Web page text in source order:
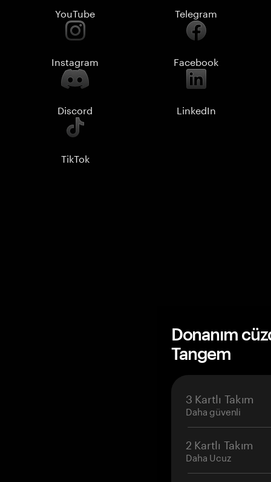
YouTube Telegram
Instagram Facebook
Discord LinkedIn
TikTok
Donanım
Tangem
3 Kartlı Takım
Daha güvenli
2 Kartlı Takım
Daha Ucuz